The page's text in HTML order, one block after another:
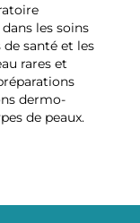
les soins
santé et les
rares et
dermo-
de peaux.